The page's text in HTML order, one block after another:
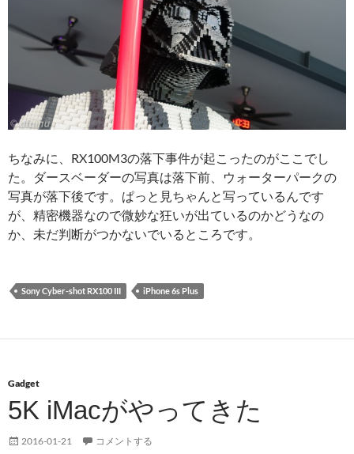
ちなみに、RX100M3の落下事件が起こったのがここでし
た。ダースベーダーの写真は落下前、ウォーターパークの
写真が落下後です。ぱっと見ちゃんと写っているんです
が、精密機器なので微妙な狂いが出ているのかどうなの
か、未だ判断がつかないでいるところです。
Sony Cyber-shot RX100 III iPhone 6s Plus
Gadget
5K iMacがやってきた
2016-01-21 コメントする